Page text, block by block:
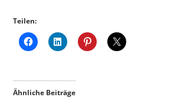
Teilen:
Ähnliche Beiträge